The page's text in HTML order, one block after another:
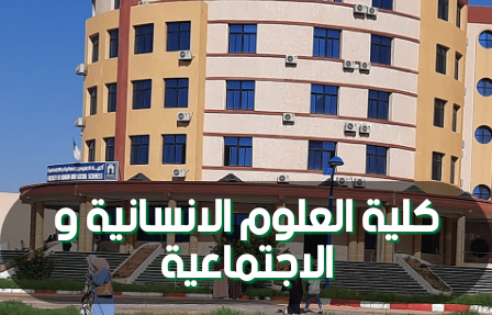
كلية العلوم الانسانية و
الاجتماعية